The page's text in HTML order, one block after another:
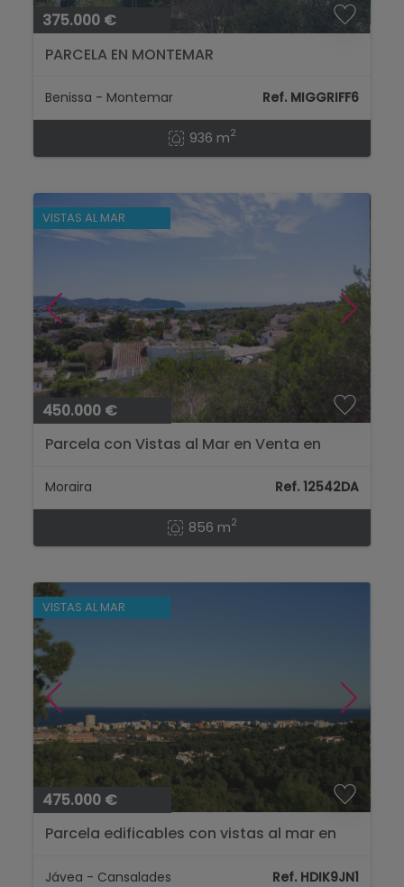
375.000 €
PARCELA EN MONTEMAR
Benissa - Montemar Ref. MIGGRIFF6
936 m2
VISTAS AL MAR
450.000 €
Parcela con Vistas al Mar en Venta en
Moraira Ref. 12542DA
856 m2
VISTAS AL MAR
475.000 €
Parcela edificables con vistas al mar en
Jávea - Cansalades Ref. HDIK9JN1